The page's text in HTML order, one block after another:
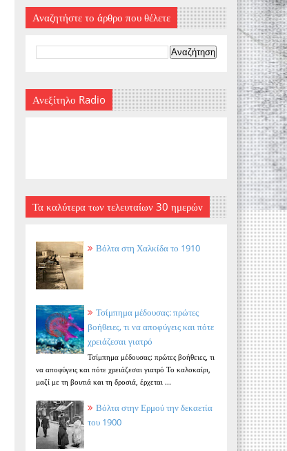
Αναζητήστε το άρθρο που θέλετε
Ανεξίτηλο Radio
Τα καλύτερα των τελευταίων 30 ημερών
Βόλτα στη Χαλκίδα το 1910
Τσίμπημα μέδουσας: πρώτες
βοήθειες, τι να αποφύγεις και πότε
χρειάζεσαι γιατρό
Τσίμπημα μέδουσας: πρώτες βοήθειες, τι
να αποφύγεις και πότε χρειάζεσαι γιατρό Το καλοκαίρι,
μαζί με τη βουτιά και τη δροσιά, έρχεται ...
Βόλτα στην Ερμού την δεκαετία
του 1900